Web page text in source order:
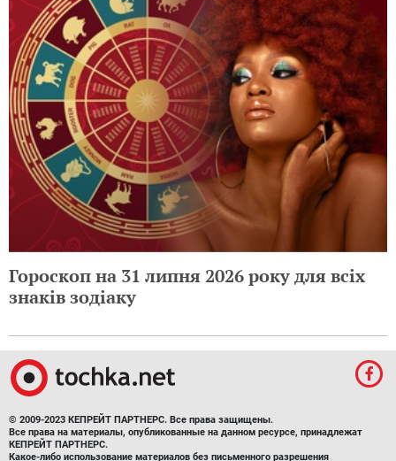
Гороскоп на 31 липня 2026 року для всіх
знаків зодіаку
© 2009-2023 КЕПРЕЙТ ПАРТНЕРС. Все права защищены.
Все права на материалы, опубликованные на данном ресурсе, принадлежат
КЕПРЕЙТ ПАРТНЕРС.
Какое-либо использование материалов без письменного разрешения